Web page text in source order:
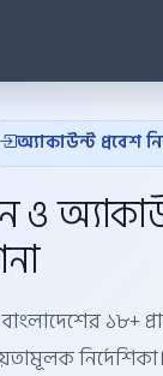
অ্যাকাউন্ট প্রবেশ
১৮+